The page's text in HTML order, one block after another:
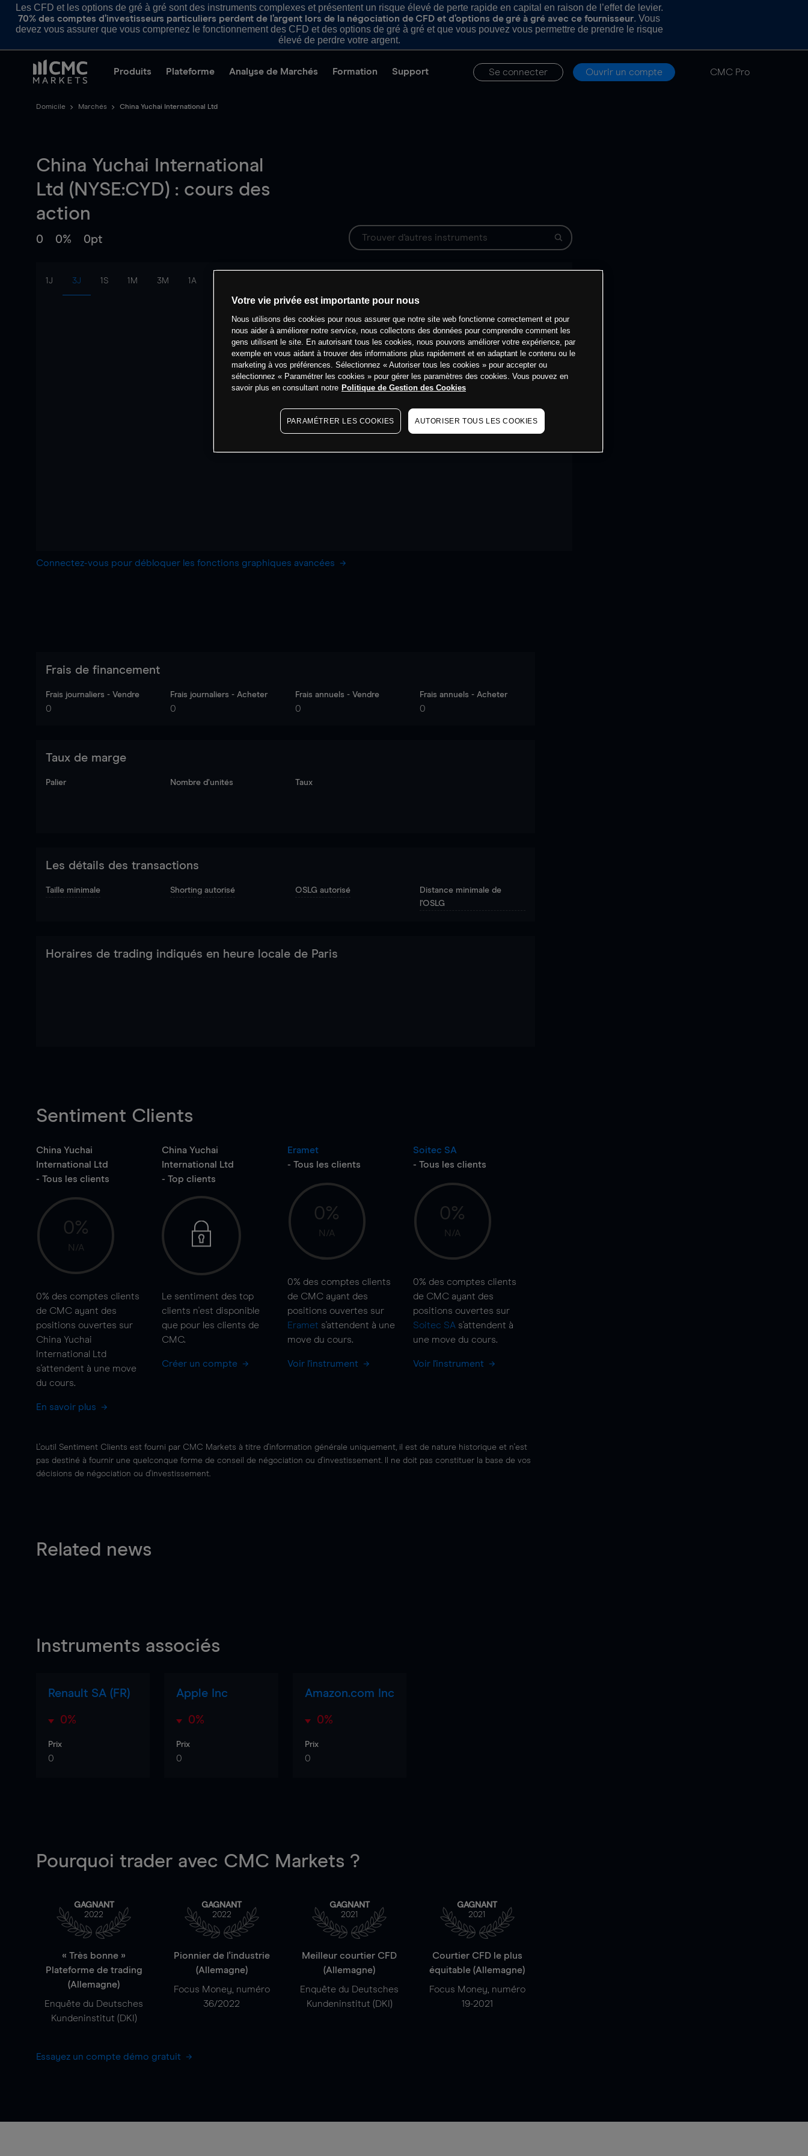
Les CFD et les options de gré à gré sont des instruments complexes et présentent un risque élevé de perte rapide en capital en raison de l’effet de levier.
70% des comptes d’investisseurs particuliers perdent de l’argent lors de la négociation de CFD et d’options de gré à gré avec ce fournisseur. Vous
devez vous assurer que vous comprenez le fonctionnement des CFD et des options de gré à gré et que vous pouvez vous permettre de prendre le risque
élevé de perdre votre argent.
Produits Plateforme Analyse de Marchés Formation Support Se connecter Ouvrir un compte CMC Pro
Domicile Marchés China Yuchai International Ltd
China Yuchai International
Ltd (NYSE:CYD) : cours des
action
0 0% 0pt
1J 3J 1S 1M 3M 1A
Connectez-vous pour débloquer les fonctions graphiques avancées
Frais de financement
Frais journaliers - Vendre
0
Frais journaliers - Acheter
0
Frais annuels - Vendre
0
Frais annuels - Acheter
0
Taux de marge
Palier Nombre d’unités Taux
Les détails des transactions
Taille minimale Shorting autorisé OSLG autorisé
Distance minimale de
l'OSLG
Horaires de trading indiqués en heure locale de Paris
Sentiment Clients
China Yuchai
International Ltd
- Tous les clients
0%
N/A
0% des comptes clients
de CMC ayant des
positions ouvertes sur
China Yuchai
International Ltd
s'attendent à une move
du cours.
En savoir plus
China Yuchai
International Ltd
- Top clients
Le sentiment des top
clients n'est disponible
que pour les clients de
CMC.
Créer un compte
Eramet
- Tous les clients
0%
N/A
0% des comptes clients
de CMC ayant des
positions ouvertes sur
Eramet s'attendent à une
move du cours.
Voir l'instrument
Soitec SA
- Tous les clients
0%
N/A
0% des comptes clients
de CMC ayant des
positions ouvertes sur
Soitec SA s'attendent à
une move du cours.
Voir l'instrument
L'outil Sentiment Clients est fourni par CMC Markets à titre d'information générale uniquement, il est de nature historique et n'est
pas destiné à fournir une quelconque forme de conseil de négociation ou d'investissement. Il ne doit pas constituer la base de vos
décisions de négociation ou d'investissement.
Related news
Instruments associés
Renault SA (FR)
0%
Prix
0
Apple Inc
0%
Prix
0
Amazon.com Inc
0%
Prix
0
Pourquoi trader avec CMC Markets ?
GAGNANT
2022
« Très bonne »
Plateforme de trading
(Allemagne)
Enquête du Deutsches
Kundeninstitut (DKI)
GAGNANT
2022
Pionnier de l'industrie
(Allemagne)
Focus Money, numéro
36/2022
GAGNANT
2021
Meilleur courtier CFD
(Allemagne)
Enquête du Deutsches
Kundeninstitut (DKI)
GAGNANT
2021
Courtier CFD le plus
équitable (Allemagne)
Focus Money, numéro
19-2021
Essayez un compte démo gratuit
Votre vie privée est importante pour nous
Nous utilisons des cookies pour nous assurer que notre site web fonctionne correctement et pour
nous aider à améliorer notre service, nous collectons des données pour comprendre comment les
gens utilisent le site. En autorisant tous les cookies, nous pouvons améliorer votre expérience, par
exemple en vous aidant à trouver des informations plus rapidement et en adaptant le contenu ou le
marketing à vos préférences. Sélectionnez « Autoriser tous les cookies » pour accepter ou
sélectionnez « Paramétrer les cookies » pour gérer les paramètres des cookies. Vous pouvez en
savoir plus en consultant notre Politique de Gestion des Cookies
PARAMÉTRER LES COOKIES AUTORISER TOUS LES COOKIES